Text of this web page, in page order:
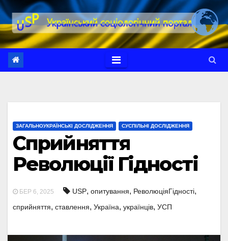
Перейти
до
вмісту
ЗАГАЛЬНОУКРАЇНСЬКІ ДОСЛІДЖЕННЯ СУСПІЛЬНІ ДОСЛІДЖЕННЯ
Сприйняття
Революції Гідності
БЕР 6, 2025 USP, опитування, РеволюціяГідності,
сприйняття, ставлення, Україна, українців, УСП